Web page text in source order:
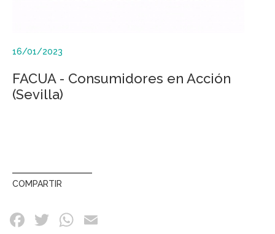
16/01/2023
FACUA - Consumidores en Acción
(Sevilla)
COMPARTIR